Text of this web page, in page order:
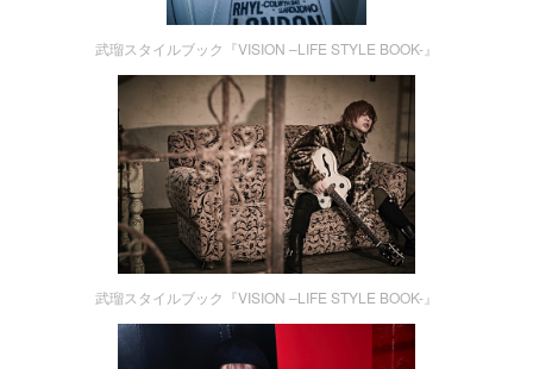
武瑠スタイルブック『VISION –LIFE STYLE BOOK-』
武瑠スタイルブック『VISION –LIFE STYLE BOOK-』